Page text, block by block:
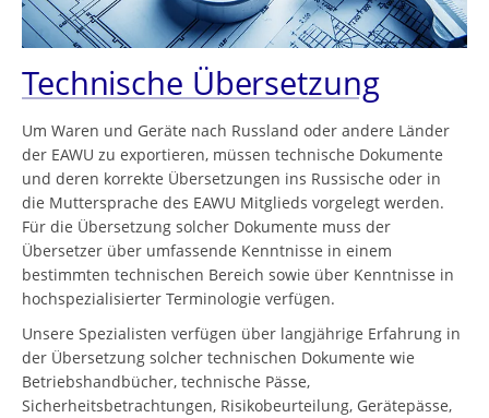
Technische Übersetzung
Um Waren und Geräte nach Russland oder andere Länder
der EAWU zu exportieren, müssen technische Dokumente
und deren korrekte Übersetzungen ins Russische oder in
die Muttersprache des EAWU Mitglieds vorgelegt werden.
Für die Übersetzung solcher Dokumente muss der
Übersetzer über umfassende Kenntnisse in einem
bestimmten technischen Bereich sowie über Kenntnisse in
hochspezialisierter Terminologie verfügen.
Unsere Spezialisten verfügen über langjährige Erfahrung in
der Übersetzung solcher technischen Dokumente wie
Betriebshandbücher, technische Pässe,
Sicherheitsbetrachtungen, Risikobeurteilung, Gerätepässe,